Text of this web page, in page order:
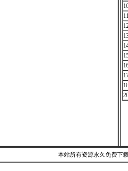
本站所有资源永久免费下